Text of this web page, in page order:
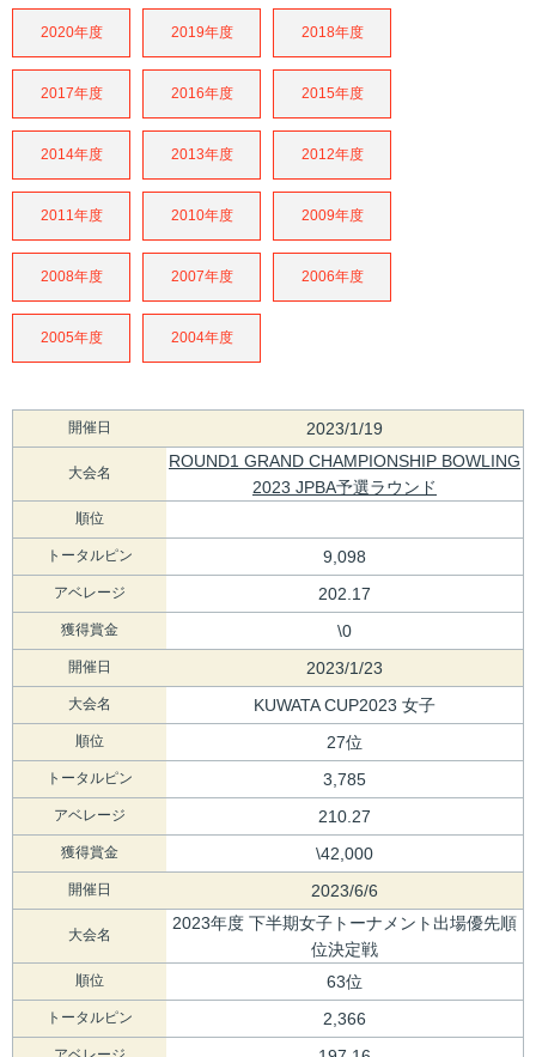
2020年度 2019年度 2018年度
2017年度 2016年度 2015年度
2014年度 2013年度 2012年度
2011年度 2010年度 2009年度
2008年度 2007年度 2006年度
2005年度 2004年度
開催日 2023/1/19
大会名
ROUND1 GRAND CHAMPIONSHIP BOWLING
2023 JPBA予選ラウンド
順位
トータルピン 9,098
アベレージ 202.17
獲得賞金 \0
開催日 2023/1/23
大会名 KUWATA CUP2023 女子
順位 27位
トータルピン 3,785
アベレージ 210.27
獲得賞金 \42,000
開催日 2023/6/6
大会名
2023年度 下半期女子トーナメント出場優先順
位決定戦
順位 63位
トータルピン 2,366